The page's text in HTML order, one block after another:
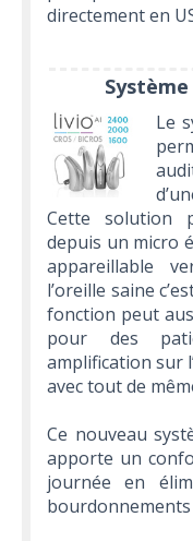
directement en
Système
Le
Cette solution
depuis un micro
appareillable
l’oreille saine
fonction peut
pour des
amplification sur
avec tout de
Ce nouveau
apporte un
journée en